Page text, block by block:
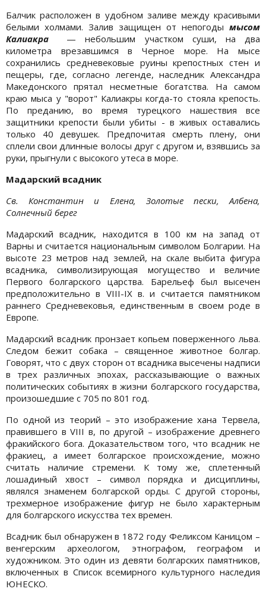
Балчик расположен в удобном заливе между красивыми
белыми холмами. Залив защищен от непогоды мысом
Калиакра — небольшим участком суши, на два
километра врезавшимся в Черное море. На мысе
сохранились средневековые руины крепостных стен и
пещеры, где, согласно легенде, наследник Александра
Македонского прятал несметные богатства. На самом
краю мыса у "ворот" Калиакры когда-то стояла крепость.
По преданию, во время турецкого нашествия все
защитники крепости были убиты - в живых оставались
только 40 девушек. Предпочитая смерть плену, они
сплели свои длинные волосы друг с другом и, взявшись за
руки, прыгнули с высокого утеса в море.
Мадарский всадник
Св. Константин и Елена, Золотые пески, Албена,
Солнечный берег
Мадарский всадник, находится в 100 км на запад от
Варны и считается национальным символом Болгарии. На
высоте 23 метров над землей, на скале выбита фигура
всадника, символизирующая могущество и величие
Первого болгарского царства. Барельеф был высечен
предположительно в VIII-ІХ в. и считается памятником
раннего Средневековья, единственным в своем роде в
Европе.
Мадарский всадник пронзает копьем поверженного льва.
Следом бежит собака – священное животное болгар.
Говорят, что с двух сторон от всадника высечены надписи
в трех различных эпохах, рассказывающие о важных
политических событиях в жизни болгарского государства,
произошедшие с 705 по 801 год.
По одной из теорий – это изображение хана Тервела,
правившего в VIII в, по другой – изображение древнего
фракийского бога. Доказательством того, что всадник не
фракиец, а имеет болгарское происхождение, можно
считать наличие стремени. К тому же, сплетенный
лошадиный хвост – символ порядка и дисциплины,
являлся знаменем болгарской орды. С другой стороны,
трехмерное изображение фигур не было характерным
для болгарского искусства тех времен.
Всадник был обнаружен в 1872 году Феликсом Каницом –
венгерским археологом, этнографом, географом и
художником. Это один из девяти болгарских памятников,
включенных в Список всемирного культурного наследия
ЮНЕСКО.